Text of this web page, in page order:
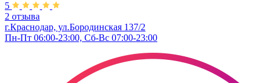
5
2 отзыва
г.Краснодар, ул.Бородинская 137/2
Пн-Пт 06:00-23:00, Сб-Вс 07:00-23:00